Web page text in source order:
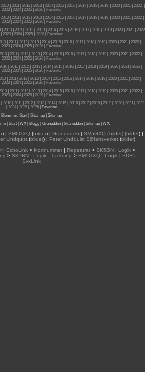
2010| 2011| 2012| 2013| 2014| 2015| 2016| 2017| 2018| 2019| 2020| 2021| 2022|
2023| 2024| 2025| 2026|
Favoriter
2010 2011 2012 2013 2014 2015 2016 2017 2018 2019 2020 2021 2022
2023| 2024| 2025| 2026|
Favoriter
2010 2011 2012 2013 2014 2015 2016 2017 2018 2019 2020 2021
2022
2023| 2024| 2025| 2026|
Favoriter
2011 2012 2013 2014 2015 2016 2017 2018 2019 2020 2021 2022
2023| 2024| 2025| 2026|
Favoriter
| 2011| 2012| 2013| 2014| 2015| 2016| 2017| 2018| 2019| 2020| 2021| 2022|
2023| 2024| 2025| 2026|
Favoriter
| 2011| 2012| 2013| 2014| 2015| 2016| 2017| 2018| 2019| 2020| 2021| 2022|
2023| 2024| 2025| 2026|
Favoriter
| 2011| 2012| 2013| 2014| 2015| 2016| 2017| 2018| 2019| 2020| 2021| 2022|
2023| 2024| 2025| 2026|
Favoriter
2011 2012 2013 2014 2015 2016 2017 2018 2019 2020 2021 2022
2023| 2024| 2025| 2026|
Favoriter
| 2010| 2011| 2012| 2013| 2014| 2015 | 2016| 2017| 2018| 2019| 2020| 2021| 2022
2024| 2025| 2026|
Favoriter
Blommor: Start Sitemap
Sitemap
| Start| WX| Blogg| Granudden| Granudden| Sitemap| WX
) | SM6GXQ(bilder) | Granudden (SM5GXQ (bilder) |bilder) |
Lindquist (bilder) | Peter Lindquist Sjöfartsverket (bilder)
| EchoLink> Kortnummer| Repeatrar> SK5BN: Logik>
> SK7RN : Logik : Täckning > SM5GXQ : Logik | SDR |
SvxLink